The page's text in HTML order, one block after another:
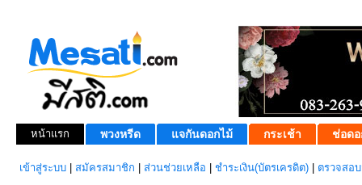
หน้าแรก พวงหรีด แจกันดอกไม้ กระเช้า ช่อดอ
เข้าสู่ระบบ สมัครสมาชิก ส่วนช่วยเหลือ ชำระเงิน(บัตรเครดิต) ตรวจสอ